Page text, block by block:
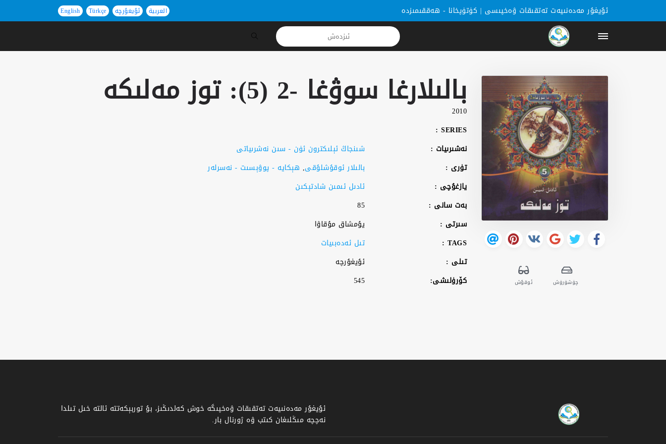
English Türkçe ئۇيغۇرچە العربية ئۇيغۇر مەدەنىيەت تەتقىقات ۋەخپىسى | كۈتۈپخانا - ھەققىمىزدە
كۈتۈپخانا
يازغۇچىلار
خەۋەرلەر
كاتېگورىيە
ھەققىمىزدە
چۈشۈرۈش ئوقۇش
بالىلارغا سوۋغا -2 (5): توز مەلىكە
2010
SERIES :
نەشىرىيات :
شىنجاڭ ئېلىكترون ئۈن - سىن نەشرىياتى
تۈرى :
بالىلار ئوقۇشلۇقى, ھېكايە - پوۋېسىت - نەسرلەر
يازغۇچى :
ئادىل ئىمىن شادتېكىن
بەت سانى :
85
سىرتى :
يۇمشاق مۇقاۋا
TAGS :
تىل ئەدەبىيات
تىلى :
ئۇيغۇرچە
كۆرۈلىشى:
545
ئۇيغۇر مەدەنىيەت تەتقىقات ۋەخپىگە خوش كەلدىڭىز، بۇ توربېكەتتە ئالتە خىل تىلدا
نەچچە مىڭلىغان كىتب ۋە ژورنال بار.